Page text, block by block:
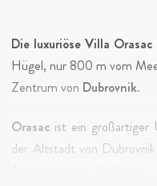
Die luxuriöse Villa
Hügel, nur 800 m vom
Zentrum von Dubrovnik.
Orasac ist ein großartiger
der Altstadt von